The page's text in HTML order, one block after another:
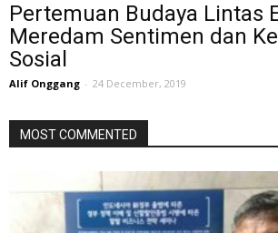
Pertemuan Budaya Lintas
Meredam Sentimen dan
Sosial
Alif Onggang - 24 December, 2019
MOST COMMENTED